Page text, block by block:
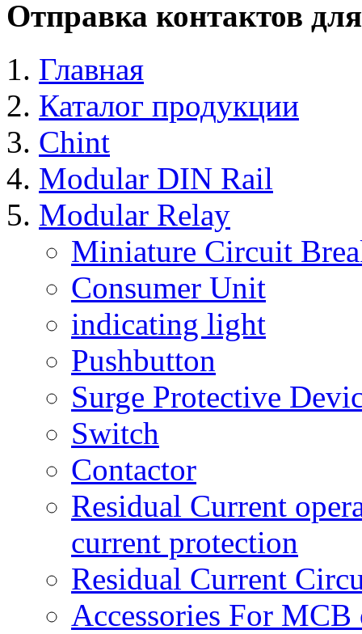
Отправка контактов
Главная
Каталог продукции
Chint
Modular DIN Rail
Modular Relay
Miniature Circuit
Consumer Unit
indicating light
Pushbutton
Surge Protective
Switch
Contactor
Residual Current
current protection
Residual Current
Accessories For